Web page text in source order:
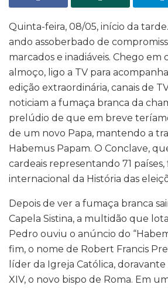
Quinta-feira, 08/05, início da
ando assoberbado de
marcados e inadiáveis. Chego em
almoço, ligo a TV para
edição extraordinária, canais de
noticiam a fumaça branca da
prelúdio de que em breve
de um novo Papa, mantendo a
Habemus Papam. O Conclave,
cardeais representando 71 países,
internacional da História das
Depois de ver a fumaça branca
Capela Sistina, a multidão que
Pedro ouviu o anúncio do
fim, o nome de Robert Francis
líder da Igreja Católica,
XIV, o novo bispo de Roma. Em